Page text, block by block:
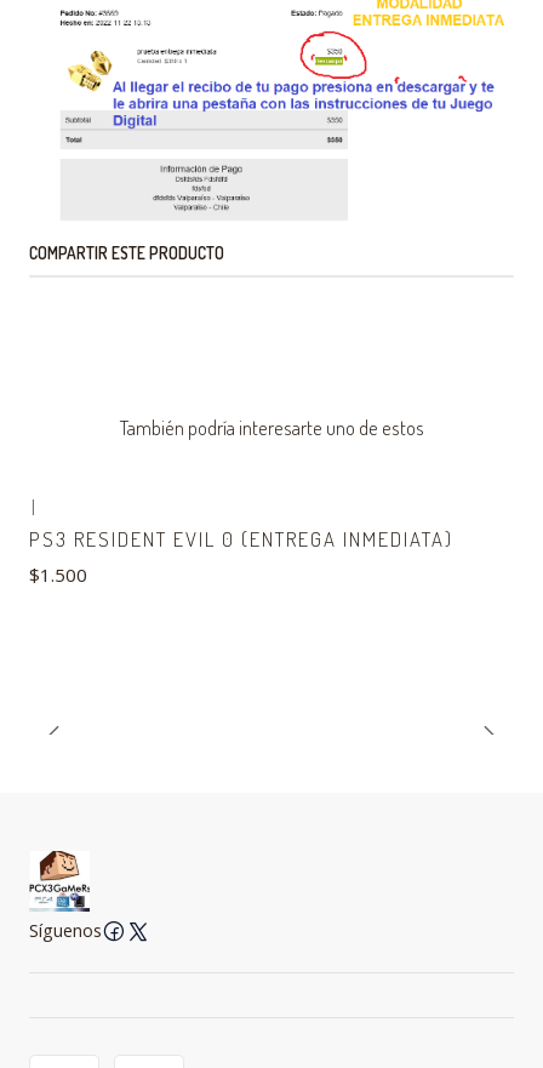
COMPARTIR ESTE PRODUCTO
También podría interesarte uno de estos
|
PS3 RESIDENT EVIL 0 (ENTREGA INMEDIATA)
$1.500
Síguenos